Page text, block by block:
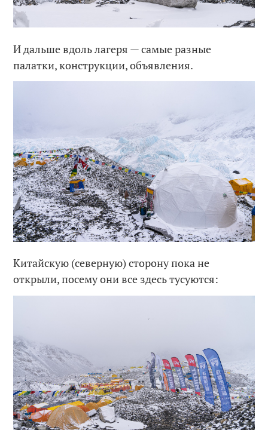
И дальше вдоль лагеря — самые разные
палатки, конструкции, объявления.
Китайскую (северную) сторону пока не
открыли, посему они все здесь тусуются: